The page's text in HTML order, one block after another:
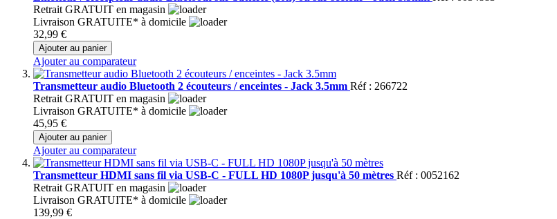
Retrait GRATUIT en magasin
Livraison GRATUITE* à domicile
32,99 €
Ajouter au panier
Ajouter au comparateur
Transmetteur audio Bluetooth 2 écouteurs / enceintes - Jack 3.5mm Réf : 266722
Retrait GRATUIT en magasin
Livraison GRATUITE* à domicile
45,95 €
Ajouter au panier
Ajouter au comparateur
Transmetteur HDMI sans fil via USB-C - FULL HD 1080P jusqu'à 50 mètres Réf : 0052162
Retrait GRATUIT en magasin
Livraison GRATUITE* à domicile
139,99 €